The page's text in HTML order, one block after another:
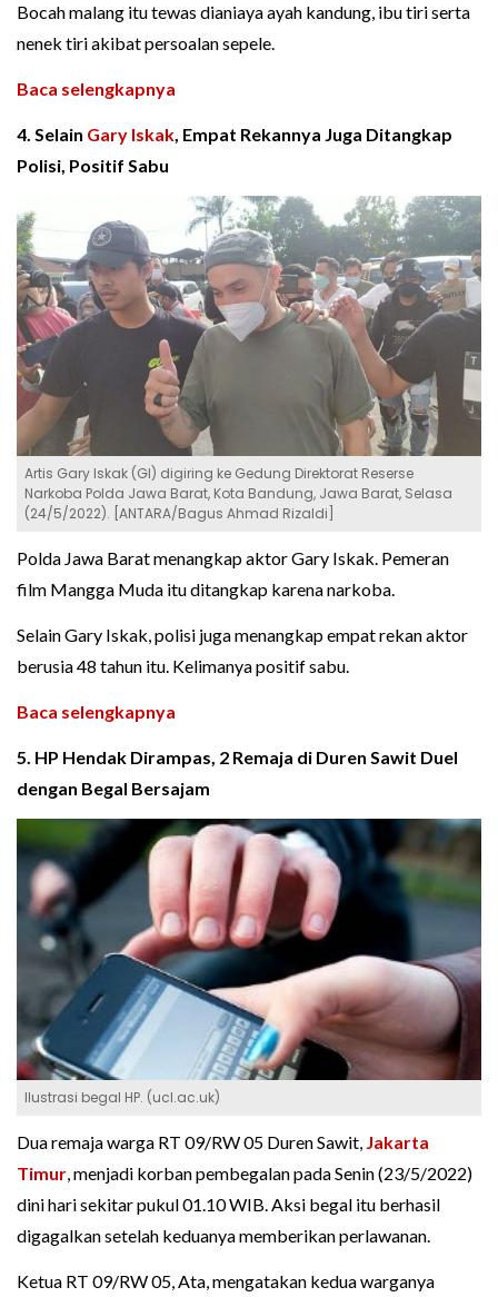
Bocah malang itu tewas dianiaya ayah kandung, ibu tiri serta
nenek tiri akibat persoalan sepele.
Baca selengkapnya
4. Selain Gary Iskak, Empat Rekannya Juga Ditangkap
Polisi, Positif Sabu
Artis Gary Iskak (GI) digiring ke Gedung Direktorat Reserse
Narkoba Polda Jawa Barat, Kota Bandung, Jawa Barat, Selasa
(24/5/2022). [ANTARA/Bagus Ahmad Rizaldi]
Polda Jawa Barat menangkap aktor Gary Iskak. Pemeran
film Mangga Muda itu ditangkap karena narkoba.
Selain Gary Iskak, polisi juga menangkap empat rekan aktor
berusia 48 tahun itu. Kelimanya positif sabu.
Baca selengkapnya
5. HP Hendak Dirampas, 2 Remaja di Duren Sawit Duel
dengan Begal Bersajam
Ilustrasi begal HP. (ucl.ac.uk)
Dua remaja warga RT 09/RW 05 Duren Sawit, Jakarta
Timur , menjadi korban pembegalan pada Senin (23/5/2022)
dini hari sekitar pukul 01.10 WIB. Aksi begal itu berhasil
digagalkan setelah keduanya memberikan perlawanan.
Ketua RT 09/RW 05, Ata, mengatakan kedua warganya